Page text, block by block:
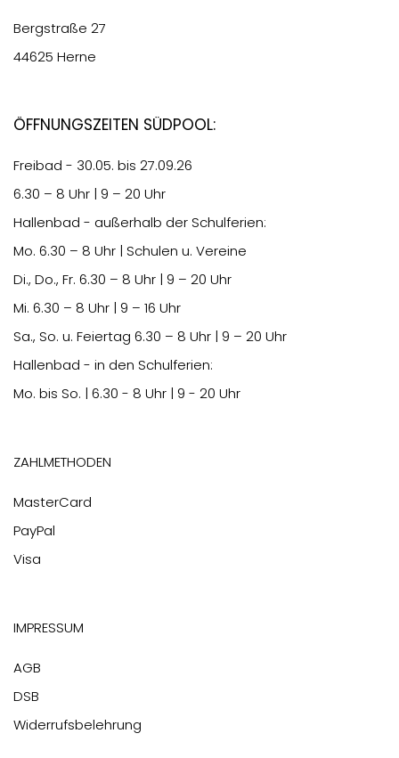
Bergstraße 27
44625 Herne
Öffnungszeiten Südpool:
Freibad - 30.05. bis 27.09.26
6.30 – 8 Uhr | 9 – 20 Uhr
Hallenbad - außerhalb der Schulferien:
Mo. 6.30 – 8 Uhr | Schulen u. Vereine
Di., Do., Fr. 6.30 – 8 Uhr | 9 – 20 Uhr
Mi. 6.30 – 8 Uhr | 9 – 16 Uhr
Sa., So. u. Feiertag 6.30 – 8 Uhr | 9 – 20 Uhr
Hallenbad - in den Schulferien:
Mo. bis So. | 6.30 - 8 Uhr | 9 - 20 Uhr
Zahlmethoden
MasterCard
PayPal
Visa
Impressum
AGB
DSB
Widerrufsbelehrung